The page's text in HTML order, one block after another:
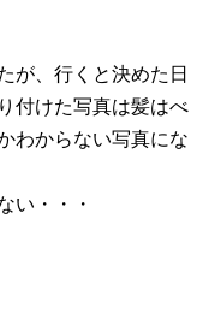
が、行くと決めた日
付けた写真は髪はべ
わからない写真にな
い・・・